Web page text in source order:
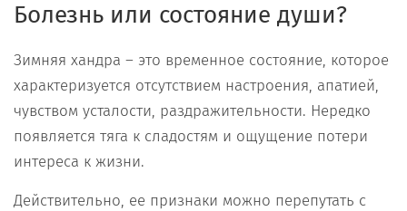
Болезнь или состояние души?
Зимняя хандра – это временное состояние, которое
характеризуется отсутствием настроения, апатией,
чувством усталости, раздражительности. Нередко
появляется тяга к сладостям и ощущение потери
интереса к жизни.
Действительно, ее признаки можно перепутать с